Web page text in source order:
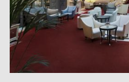
Wunsch: bei uns ist
Ob traditionelle Tracht
Designer: hier finden